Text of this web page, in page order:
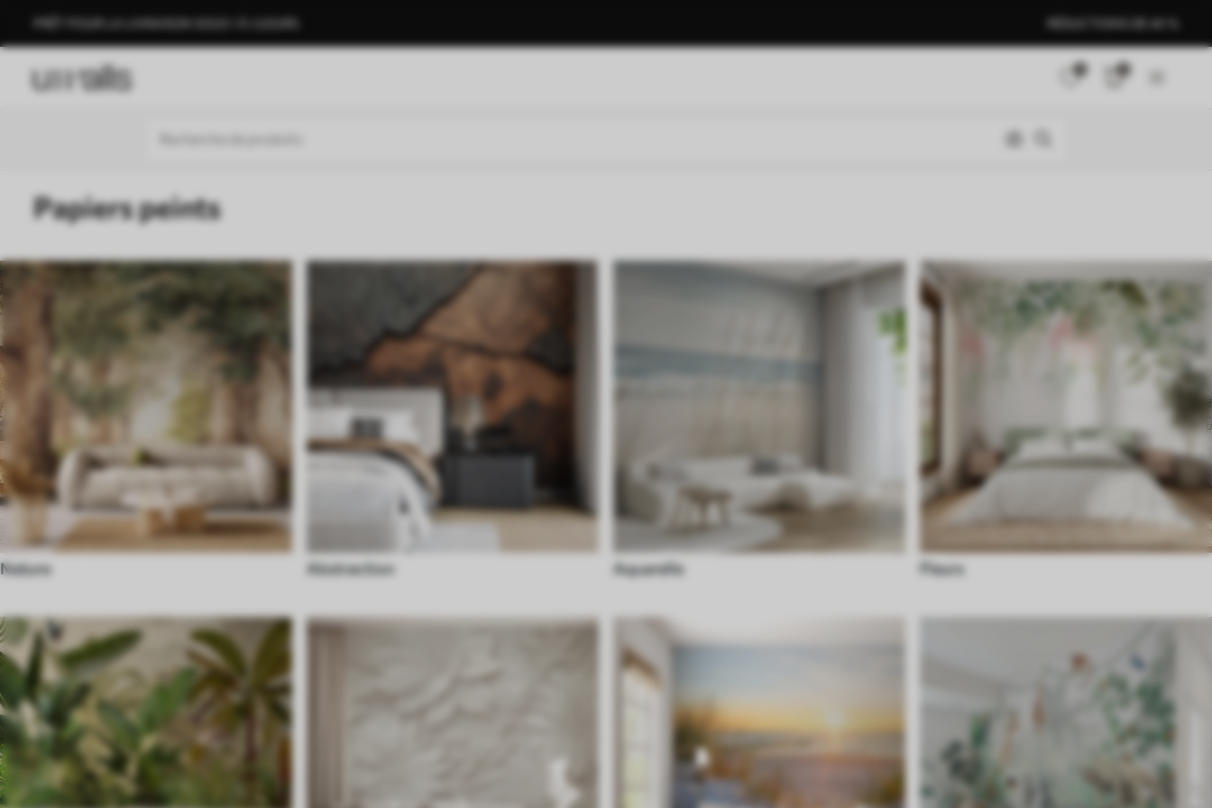
0 0
Papiers peints
Nature Abstraction Aquarelle Fleurs